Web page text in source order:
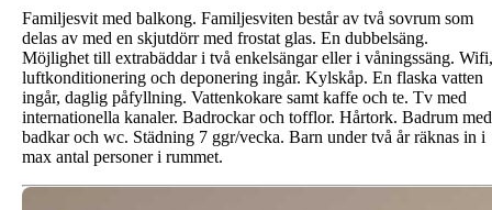
Familjesvit med balkong. Familjesviten består av två sovrum som
delas av med en skjutdörr med frostat glas. En dubbelsäng.
Möjlighet till extrabäddar i två enkelsängar eller i våningssäng. Wifi,
luftkonditionering och deponering ingår. Kylskåp. En flaska vatten
ingår, daglig påfyllning. Vattenkokare samt kaffe och te. Tv med
internationella kanaler. Badrockar och tofflor. Hårtork. Badrum med
badkar och wc. Städning 7 ggr/vecka. Barn under två år räknas in i
max antal personer i rummet.